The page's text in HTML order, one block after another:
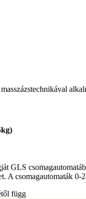
GLS
A csomagautomaták 0-
függ